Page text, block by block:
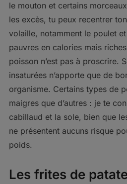
le mouton et certains
les excès, tu peux recentrer
volaille, notamment le poulet
pauvres en calories mais
poisson n’est pas à proscrire.
insaturées n’apporte que de
organisme. Certains types de
maigres que d’autres : je te
cabillaud et la sole, bien que
ne présentent aucuns risque
poids.
Les frites de